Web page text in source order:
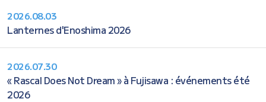
2026.08.03
Lanternes d'Enoshima 2026
2026.07.30
« Rascal Does Not Dream » à Fujisawa : événements été
2026